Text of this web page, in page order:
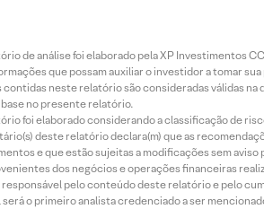
de análise foi elaborado pela XP Investimentos
que possam auxiliar o investidor a tomar
neste relatório são consideradas válidas na
no presente relatório.
foi elaborado considerando a classificação de
deste relatório declara(m) que as
e que estão sujeitas a modificações sem
dos negócios e operações financeiras
responsável pelo conteúdo deste relatório e pelo
será o primeiro analista credenciado a ser